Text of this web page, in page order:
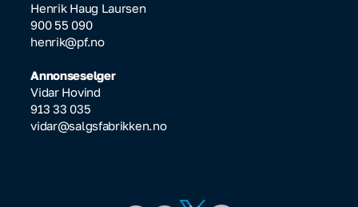
Henrik Haug Laursen
900 55 090
henrik@pf.no
Annonseselger
Vidar Hovind
913 33 035
vidar@salgsfabrikken.no